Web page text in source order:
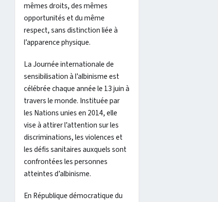
mêmes droits, des mêmes
opportunités et du même
respect, sans distinction liée à
l’apparence physique.
La Journée internationale de
sensibilisation à l’albinisme est
célébrée chaque année le 13 juin à
travers le monde. Instituée par
les Nations unies en 2014, elle
vise à attirer l’attention sur les
discriminations, les violences et
les défis sanitaires auxquels sont
confrontées les personnes
atteintes d’albinisme.
En République démocratique du